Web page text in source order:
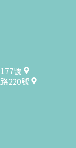
號
220號